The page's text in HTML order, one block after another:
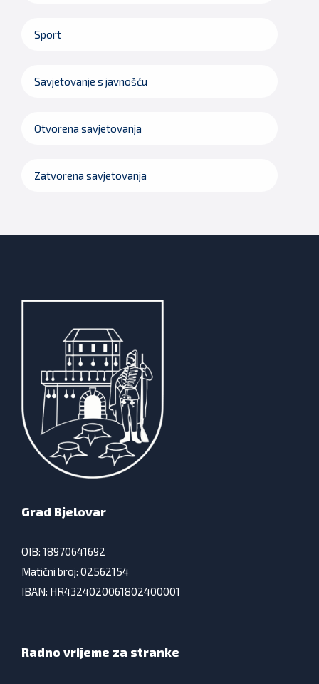
Sport
Savjetovanje s javnošću
Otvorena savjetovanja
Zatvorena savjetovanja
Grad Bjelovar
OIB: 18970641692
Matični broj: 02562154
IBAN: HR4324020061802400001
Radno vrijeme za stranke